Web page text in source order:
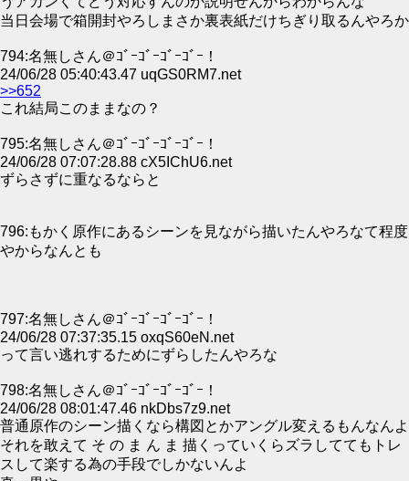
当日会場で箱開封やろしまさか裏表紙だけちぎり取るんやろか
794:名無しさん＠ｺﾞｰｺﾞｰｺﾞｰｺﾞｰ！
24/06/28 05:40:43.47 uqGS0RM7.net
>>652
これ結局このままなの？
795:名無しさん＠ｺﾞｰｺﾞｰｺﾞｰｺﾞｰ！
24/06/28 07:07:28.88 cX5IChU6.net
ずらさずに重なるならと
796:もかく原作にあるシーンを見ながら描いたんやろなて程度
やからなんとも
797:名無しさん＠ｺﾞｰｺﾞｰｺﾞｰｺﾞｰ！
24/06/28 07:37:35.15 oxqS60eN.net
って言い逃れするためにずらしたんやろな
798:名無しさん＠ｺﾞｰｺﾞｰｺﾞｰｺﾞｰ！
24/06/28 08:01:47.46 nkDbs7z9.net
普通原作のシーン描くなら構図とかアングル変えるもんなんよ
それを敢えて そ の ま ん ま 描くっていくらズラしててもトレ
スして楽する為の手段でしかないんよ